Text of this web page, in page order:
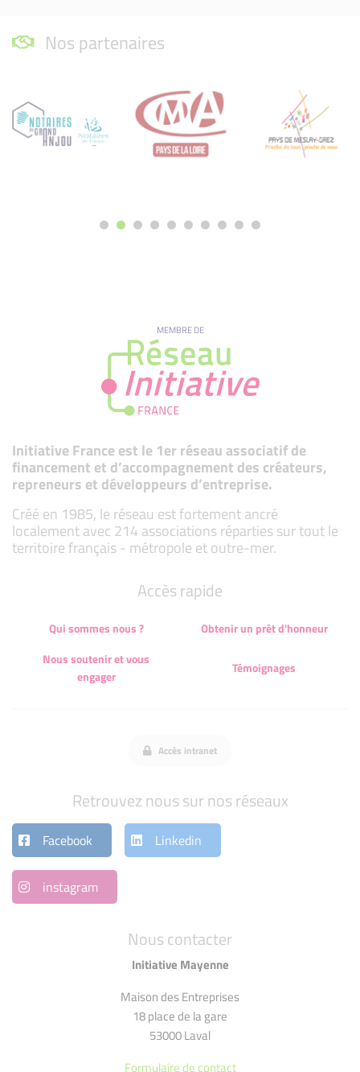
Nos partenaires
MEMBRE DE
Initiative France est le 1er réseau associatif de
financement et d’accompagnement des créateurs,
repreneurs et développeurs d’entreprise.
Créé en 1985, le réseau est fortement ancré
localement avec 214 associations réparties sur tout le
territoire français - métropole et outre-mer.
Nous contacter
Initiative Mayenne
Maison des Entreprises
18 place de la gare
53000 Laval
Formulaire de contact
Accès rapide
Qui sommes nous ?
Obtenir un prêt d'honneur
Nous soutenir et vous
engager
Témoignages
Accès intranet
Retrouvez nous sur nos réseaux
Facebook Linkedin
instagram